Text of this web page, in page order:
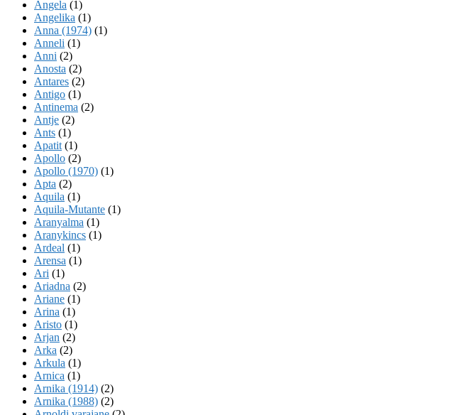
Angela (1)
Angelika (1)
Anna (1974) (1)
Anneli (1)
Anni (2)
Anosta (2)
Antares (2)
Antigo (1)
Antinema (2)
Antje (2)
Ants (1)
Apatit (1)
Apollo (2)
Apollo (1970) (1)
Apta (2)
Aquila (1)
Aquila-Mutante (1)
Aranyalma (1)
Aranykincs (1)
Ardeal (1)
Arensa (1)
Ari (1)
Ariadna (2)
Ariane (1)
Arina (1)
Aristo (1)
Arjan (2)
Arka (2)
Arkula (1)
Arnica (1)
Arnika (1914) (2)
Arnika (1988) (2)